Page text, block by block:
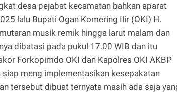
desa pejabat kecamatan bahkan aparat
lalu Bupati Ogan Komering Ilir (OKI) H.
musik remik hingga larut malam dan
dibatasi pada pukul 17.00 WIB dan itu
Forkopimdo OKI dan Kapolres OKI AKBP
siap meng implementasikan kesepakatan
tersebut dibuat ternyata masih ada saja